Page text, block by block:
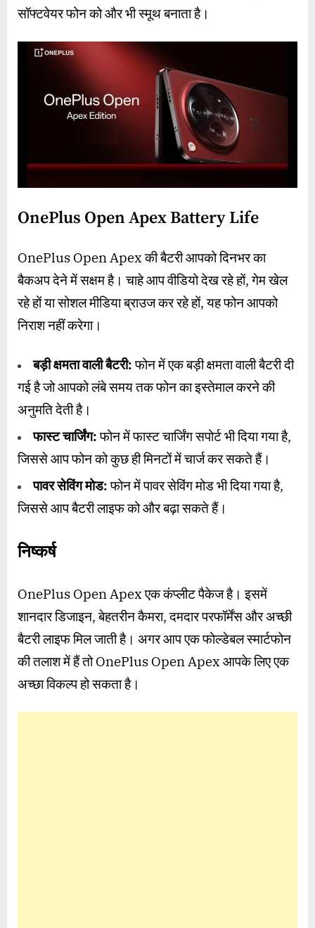
सॉफ्टवेयर फोन को और भी स्मूथ बनाता है।
OnePlus Open Apex Battery Life
OnePlus Open Apex की बैटरी आपको दिनभर का
बैकअप देने में सक्षम है। चाहे आप वीडियो देख रहे हों, गेम खेल
रहे हों या सोशल मीडिया ब्राउज कर रहे हों, यह फोन आपको
निराश नहीं करेगा।
बड़ी क्षमता वाली बैटरी:फोन में एक बड़ी क्षमता वाली बैटरी दी
गई है जो आपको लंबे समय तक फोन का इस्तेमाल करने की
अनुमति देती है।
फास्ट चार्जिंग:फोन में फास्ट चार्जिंग सपोर्ट भी दिया गया है,
जिससे आप फोन को कुछ ही मिनटों में चार्ज कर सकते हैं।
पावर सेविंग मोड:फोन में पावर सेविंग मोड भी दिया गया है,
जिससे आप बैटरी लाइफ को और बढ़ा सकते हैं।
निष्कर्ष
OnePlus Open Apex एक कंप्लीट पैकेज है। इसमें
शानदार डिजाइन, बेहतरीन कैमरा, दमदार परफॉर्मेंस और अच्छी
बैटरी लाइफ मिल जाती है। अगर आप एक फोल्डेबल स्मार्टफोन
की तलाश में हैं तो OnePlus Open Apex आपके लिए एक
अच्छा विकल्प हो सकता है।